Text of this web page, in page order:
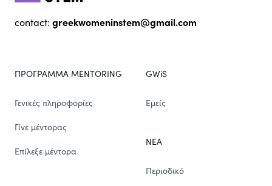
contact: greekwomeninstem@gmail.com
ΠΡΟΓΡΑΜΜΑ MENTORING
Γενικές πληροφορίες
Γίνε μέντορας
Επίλεξε μέντορα
GWiS
Εμείς
ΝΕΑ
Περιοδικό